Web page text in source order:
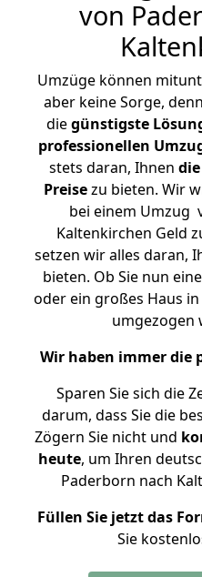
von
Umzüge können
aber keine Sorge,
diegünstigste
professionellen
stets daran, Ihnen
Preisezu bieten. Wir
bei einem Umzug
Kaltenkirchen Geld
setzen wir alles daran,
bieten. Ob Sie nun
oder ein großes Haus
umgezogen
Wir haben immer die
Sparen Sie sich die
darum, dass Sie die
Zögern Sie nicht und
heute, um Ihren
Paderborn nach
Füllen Sie jetzt das
Sie